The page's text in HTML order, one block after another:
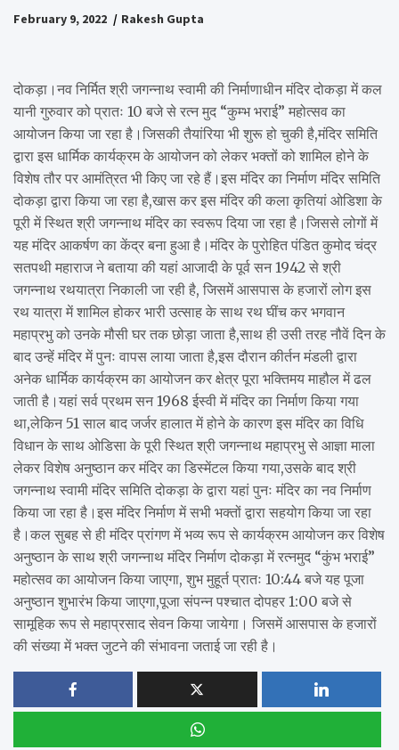
February 9, 2022 Rakesh Gupta
दोकड़ा।नव निर्मित श्री जगन्नाथ स्वामी की निर्माणाधीन मंदिर दोकड़ा में कल
यानी गुरुवार को प्रातः 10 बजे से रत्न मुद “कुम्भ भराई” महोत्सव का
आयोजन किया जा रहा है।जिसकी तैयांरिया भी शुरू हो चुकी है,मंदिर समिति
द्वारा इस धार्मिक कार्यक्रम के आयोजन को लेकर भक्तों को शामिल होने के
विशेष तौर पर आमंत्रित भी किए जा रहे हैं।इस मंदिर का निर्माण मंदिर समिति
दोकड़ा द्वारा किया जा रहा है,खास कर इस मंदिर की कला कृतियां ओडिशा के
पूरी में स्थित श्री जगन्नाथ मंदिर का स्वरूप दिया जा रहा है।जिससे लोगों में
यह मंदिर आकर्षण का केंद्र बना हुआ है।मंदिर के पुरोहित पंडित कुमोद चंद्र
सतपथी महाराज ने बताया की यहां आजादी के पूर्व सन 1942 से श्री
जगन्नाथ रथयात्रा निकाली जा रही है, जिसमें आसपास के हजारों लोग इस
रथ यात्रा में शामिल होकर भारी उत्साह के साथ रथ घींच कर भगवान
महाप्रभु को उनके मौसी घर तक छोड़ा जाता है,साथ ही उसी तरह नौवें दिन के
बाद उन्हें मंदिर में पुनः वापस लाया जाता है,इस दौरान कीर्तन मंडली द्वारा
अनेक धार्मिक कार्यक्रम का आयोजन कर क्षेत्र पूरा भक्तिमय माहौल में ढल
जाती है।यहां सर्व प्रथम सन 1968 ईस्वी में मंदिर का निर्माण किया गया
था,लेकिन 51 साल बाद जर्जर हालात में होने के कारण इस मंदिर का विधि
विधान के साथ ओडिसा के पूरी स्थित श्री जगन्नाथ महाप्रभु से आज्ञा माला
लेकर विशेष अनुष्ठान कर मंदिर का डिस्मेंटल किया गया,उसके बाद श्री
जगन्नाथ स्वामी मंदिर समिति दोकड़ा के द्वारा यहां पुनः मंदिर का नव निर्माण
किया जा रहा है।इस मंदिर निर्माण में सभी भक्तों द्वारा सहयोग किया जा रहा
है।कल सुबह से ही मंदिर प्रांगण में भव्य रूप से कार्यक्रम आयोजन कर विशेष
अनुष्ठान के साथ श्री जगन्नाथ मंदिर निर्माण दोकड़ा में रत्नमुद “कुंभ भराई”
महोत्सव का आयोजन किया जाएगा, शुभ मुहूर्त प्रातः 10:44 बजे यह पूजा
अनुष्ठान शुभारंभ किया जाएगा,पूजा संपन्न पश्चात दोपहर 1:00 बजे से
सामूहिक रूप से महाप्रसाद सेवन किया जायेगा। जिसमें आसपास के हजारों
की संख्या में भक्त जुटने की संभावना जताई जा रही है।